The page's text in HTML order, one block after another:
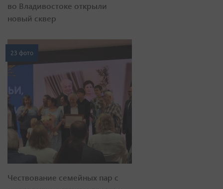
во Владивостоке открыли
новый сквер
23 фото
Чествование семейных пар с